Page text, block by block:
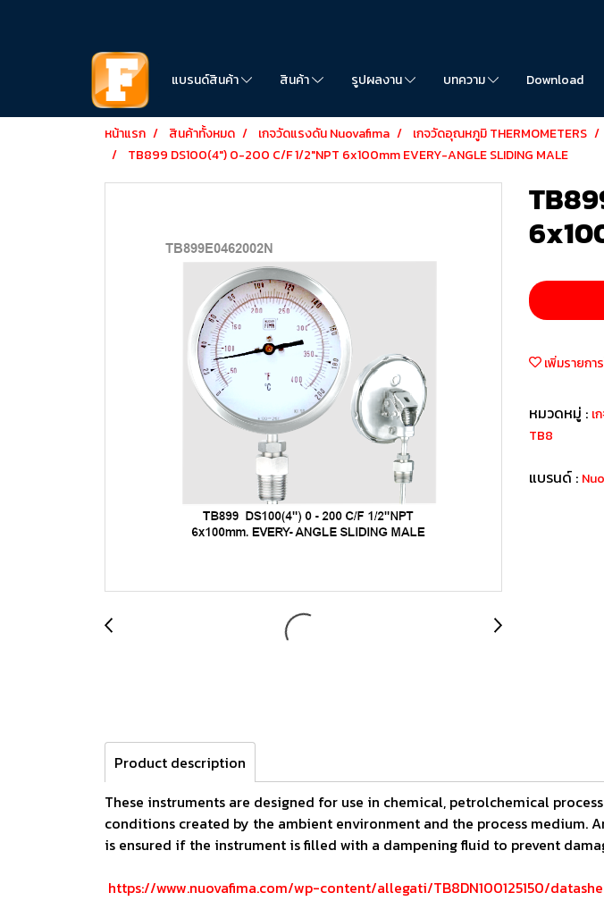
แบรนด์สินค้า สินค้า รูปผลงาน บทความ Download
หน้าแรก สินค้าทั้งหมด เกจวัดแรงดัน Nuovafima เกจวัดอุณหภูมิ THERMOMETERS
TB899 DS100(4") 0-200 C/F 1/2"NPT 6x100mm EVERY-ANGLE SLIDING MALE
เพิ่มรายกา
หมวดหมู่ : เ
TB8
แบรนด์ :
Product description
These instruments are designed for use in chemical, petrolchemical
conditions created by the ambient environment and the process medium.
is ensured if the instrument is filled with a dampening fluid to prevent
https://www.nuovafima.com/wp-content/allegati/TB8DN100125150/